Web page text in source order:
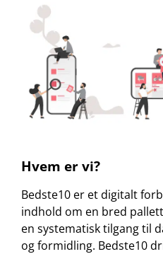
Hvem er vi?
Bedste10 er et digitalt
indhold om en bred
en systematisk tilgang til
og formidling. Bedste10